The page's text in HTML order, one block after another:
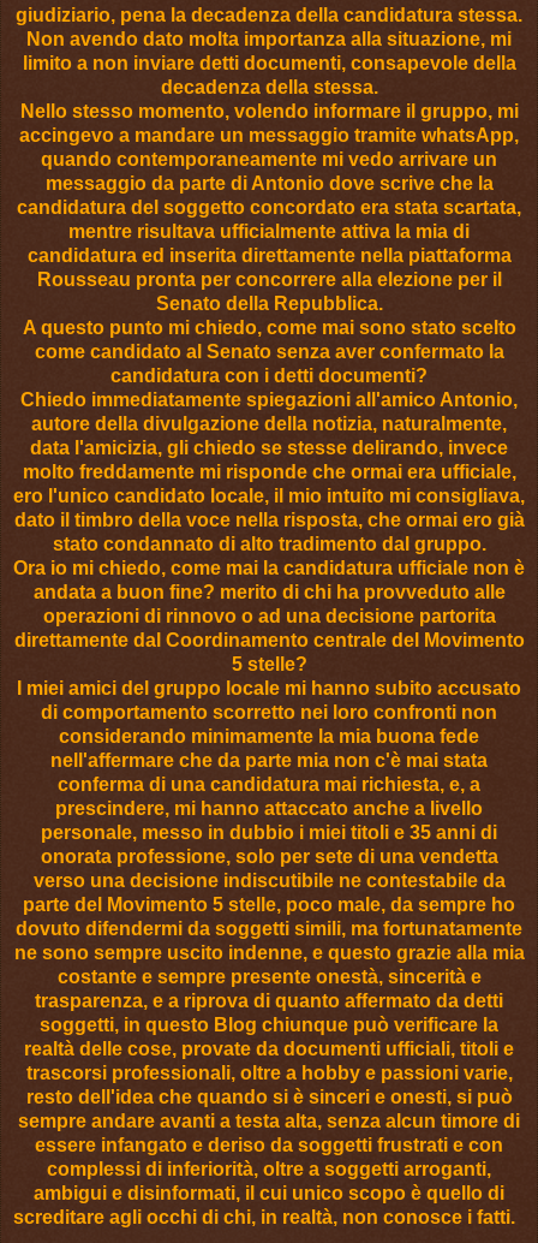
giudiziario, pena la decadenza della candidatura stessa.
Non avendo dato molta importanza alla situazione, mi
limito a non inviare detti documenti, consapevole della
decadenza della stessa.
Nello stesso momento, volendo informare il gruppo, mi
accingevo a mandare un messaggio tramite whatsApp,
quando contemporaneamente mi vedo arrivare un
messaggio da parte di Antonio dove scrive che la
candidatura del soggetto concordato era stata scartata,
mentre risultava ufficialmente attiva la mia di
candidatura ed inserita direttamente nella piattaforma
Rousseau pronta per concorrere alla elezione per il
Senato della Repubblica.
A questo punto mi chiedo, come mai sono stato scelto
come candidato al Senato senza aver confermato la
candidatura con i detti documenti?
Chiedo immediatamente spiegazioni all'amico Antonio,
autore della divulgazione della notizia, naturalmente,
data l'amicizia, gli chiedo se stesse delirando, invece
molto freddamente mi risponde che ormai era ufficiale,
ero l'unico candidato locale, il mio intuito mi consigliava,
dato il timbro della voce nella risposta, che ormai ero già
stato condannato di alto tradimento dal gruppo.
Ora io mi chiedo, come mai la candidatura ufficiale non è
andata a buon fine? merito di chi ha provveduto alle
operazioni di rinnovo o ad una decisione partorita
direttamente dal Coordinamento centrale del Movimento
5 stelle?
I miei amici del gruppo locale mi hanno subito accusato
di comportamento scorretto nei loro confronti non
considerando minimamente la mia buona fede
nell'affermare che da parte mia non c'è mai stata
conferma di una candidatura mai richiesta, e, a
prescindere, mi hanno attaccato anche a livello
personale, messo in dubbio i miei titoli e 35 anni di
onorata professione, solo per sete di una vendetta
verso una decisione indiscutibile ne contestabile da
parte del Movimento 5 stelle, poco male, da sempre ho
dovuto difendermi da soggetti simili, ma fortunatamente
ne sono sempre uscito indenne, e questo grazie alla mia
costante e sempre presente onestà, sincerità e
trasparenza, e a riprova di quanto affermato da detti
soggetti, in questo Blog chiunque può verificare la
realtà delle cose, provate da documenti ufficiali, titoli e
trascorsi professionali, oltre a hobby e passioni varie,
resto dell'idea che quando si è sinceri e onesti, si può
sempre andare avanti a testa alta, senza alcun timore di
essere infangato e deriso da soggetti frustrati e con
complessi di inferiorità, oltre a soggetti arroganti,
ambigui e disinformati, il cui unico scopo è quello di
screditare agli occhi di chi, in realtà, non conosce i fatti.